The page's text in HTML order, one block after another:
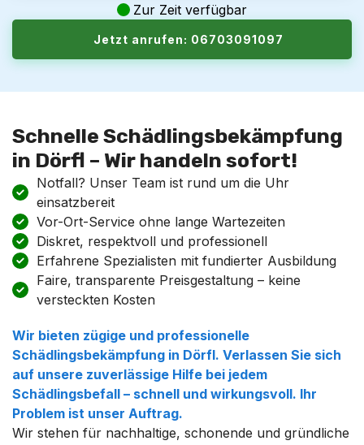
Zur Zeit verfügbar
Jetzt anrufen: 06703091097
Schnelle Schädlingsbekämpfung
in Dörfl – Wir handeln sofort!
Notfall? Unser Team ist rund um die Uhr
einsatzbereit
Vor-Ort-Service ohne lange Wartezeiten
Diskret, respektvoll und professionell
Erfahrene Spezialisten mit fundierter Ausbildung
Faire, transparente Preisgestaltung – keine
versteckten Kosten
Wir bieten zügige und professionelle
Schädlingsbekämpfung in Dörfl. Verlassen Sie sich
auf unsere zuverlässige Hilfe bei jedem
Schädlingsbefall – schnell und wirkungsvoll. Ihr
Problem ist unser Auftrag.
Wir stehen für nachhaltige, schonende und gründliche